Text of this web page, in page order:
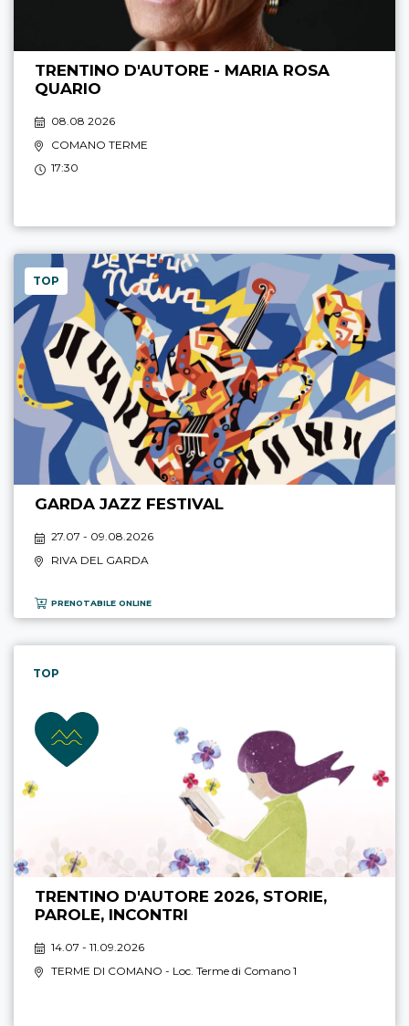
TRENTINO D'AUTORE - MARIA ROSA
QUARIO
08.08 2026
COMANO TERME
17:30
TOP
GARDA JAZZ FESTIVAL
27.07 - 09.08.2026
RIVA DEL GARDA
PRENOTABILE ONLINE
TOP
TRENTINO D'AUTORE 2026, STORIE,
PAROLE, INCONTRI
14.07 - 11.09.2026
TERME DI COMANO - Loc. Terme di Comano 1